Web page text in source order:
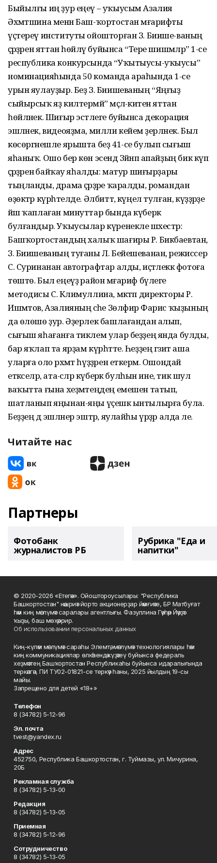
Быйылғы иң ҙур еңеү – уҡыусым Азалия
Әхмәтшина менән Баш-ҡортостан мәғарифты
үҫтереү институты ойошторған З. Биише-ваның
әҫәрҙәрен яттан һөйләү буйынса “Тере шишмәләр” 1-се
республика конкурсында “Уҡытыусы-уҡыусы”
номинацияһында 50 команда араһында 1-се
урын яулауҙыр. Беҙ З. Биишеваның “Яңғыҙ
сыйырсыҡ яҙ килтермәй” мәҫәл-әкиәтен яттан
һөйләнек. Шиғыр эстәлеге буйынса декорация
эшләнек, видеояҙма, милли кейем әҙерләнек. Был
көсөргәнешле ярышта беҙ 41-се булып сығыш
яһаныҡ. Ошо бер көн эсендә Зәйнәп апайҙың бик күп
әҫәрҙәренә байҡау яһалды: матур шиғырҙары
тыңланды, драма әҫәрҙәре ҡаралды, романдан
өҙөктәр күрһәтелде. Әлбиттә, күңел тулған, күҙҙәрҙе
йәш ҡаплаған минуттар бында күберәк
булғандыр. Уҡыусылар күренекле шәхестәр:
Башҡортостандың халыҡ шағиры Р. Бикбаевтан,
З. Биишеваның туғаны Л. Бейешеванан, режиссер
С. Суринанан автографтар алды, иҫтәлеккә фотоға
төштө. Был еңеүҙә район мәғариф бүлеге
методисы С. Кәлимуллина, мәктәп директоры Р.
Ишмәтов, Азалияның әсәһе Зөлфирә Фарис ҡыҙының
да өлөшө ҙур. Әҙерлек башлағандан алып,
сығыш яһағанға тиклем улар беҙҙең янда булды,
бар яҡлап та ярҙам күрһәтте. Һеҙҙең гәзит аша
уларға оло рәхмәт һүҙҙәрен еткерәм. Ошондай
етәкселәр, ата-әсәләр күберәк булһын ине, тик шул
ваҡытта ғына хеҙмәтеңдең емешен татып,
шатланып яңынан-яңы үҫешкә ынтылырға була.
Беҙҙең дә эшләнер эштәр, яулайһы үрҙәр алда әле.
Читайте нас
Партнеры
Фотобанк
журналистов РБ
Рубрика "Еда и
напитки"
© 2020-2026 «Етегән». Ойоштороусылары: "Республика
Башкортостан" нәшриәт йорто акционерҙар йәмғиәте, БР Матбуғат
һәм киң мәғлүмәт саралары агентлығы. Фазуллина Гәүһәр Йәүҙәт
ҡыҙы, баш мөхәррир.
Об использовании персональных данных
Киң-күләм мәғлүмәт сараһы Элемтә, мәғлүмәт технологиялары һәм
киң коммуникациялар өлкәһендә күҙәтеү буйынса федераль
хеҙмәттең Башҡортостан Республикаһы буйынса идаралығында
теркәлгән, ПИ ТУ02-01821-се теркәү һаны, 2025 йылдың 19-сы
майы.
Запрещено для детей «18+»
Телефон
8 (34782) 5-12-96
Эл. почта
tvest@yandex.ru
Адрес
452750, Республика Башкортостан, г. Туймазы, ул. Мичурина,
20Б
Рекламная служба
8 (34782) 5-13-00
Редакция
8 (34782) 5-13-05
Приемная
8 (34782) 5-12-96
Сотрудничество
8 (34782) 5-13-05